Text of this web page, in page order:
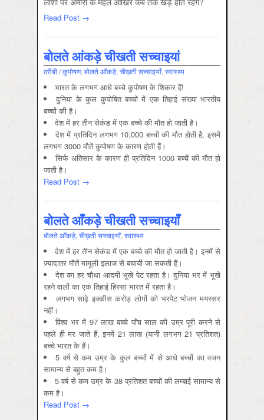
Read Post →
बोलते आंकड़े चीखती सच्‍चाइयां
ग़रीबी / कुपोषण, बोलते आँकड़े, चीख़ती सच्चाइयाँ, स्‍वास्‍थ्‍य
भारत के लगभग आधे बच्चे कुपोषण के शिकार हैं!
दुनिया के कुल कुपोषित बच्चों में एक तिहाई संख्या भारतीय
बच्चों की है।
देश में हर तीन सेकंड में एक बच्चे की मौत हो जाती है।
देश में प्रतिदिन लगभग 10,000 बच्चों की मौत होती है, इसमें
लगभग 3000 मौतें कुपोषण के कारण होती हैं।
सिर्फ अतिसार के कारण ही प्रतिदिन 1000 बच्चें की मौत हो
जाती है।
Read Post →
बोलते आँकड़े चीखती सच्चाइयाँ
बोलते आँकड़े, चीख़ती सच्चाइयाँ, स्‍वास्‍थ्‍य
देश में हर तीन सेकंड में एक बच्चे की मौत हो जाती है। इनमें से
ज़्यादातर मौतें मामूली इलाज से बचायी जा सकती हैं।
देश का हर चौथा आदमी भूखे पेट रहता है। दुनिया भर में भूखे
रहने वालों का एक तिहाई हिस्सा भारत में रहता है।
लगभग साढ़े इक्कीस करोड़ लोगों को भरपेट भोजन मयस्सर
नहीं।
विश्व भर में 97 लाख बच्चे पाँच साल की उम्र पूरी करने से
पहले ही मर जाते हैं, इनमें 21 लाख (यानी लगभग 21 प्रतिशत)
बच्चे भारत के हैं।
5 वर्ष से कम उम्र के कुल बच्चों में से आधे बच्चों का वजन
सामान्य से बहुत कम है।
5 वर्ष से कम उम्र के 38 प्रतिशत बच्चों की लम्बाई सामान्य से
कम है।
Read Post →